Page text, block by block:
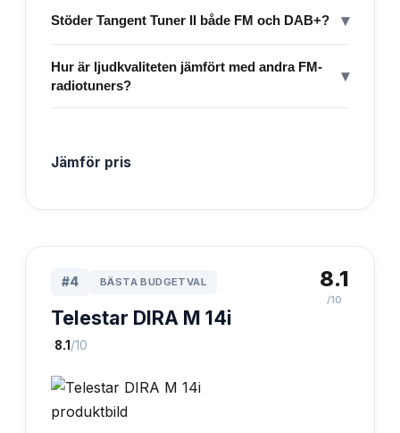
Stöder Tangent Tuner II både FM och DAB+? ▾
Hur är ljudkvaliteten jämfört med andra FM-
radiotuners?
▾
Jämför pris
#4 BÄSTA BUDGETVAL
Telestar DIRA M 14i
·8.1 /10
8.1
/10